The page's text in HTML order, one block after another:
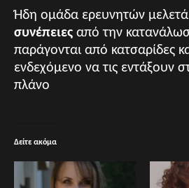
Ήδη ομάδα ερευνητών μελετά
συνέπειες από την
παράγονται από κατσαρίδες
ενδεχόμενο να τις εντάξουν
πλάνο
Δείτε ακόμα